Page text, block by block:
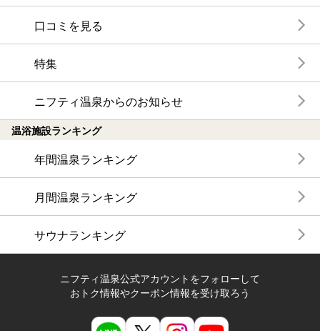
口コミを見る
特集
ニフティ温泉からのお知らせ
温浴施設ランキング
年間温泉ランキング
月間温泉ランキング
サウナランキング
ニフティ温泉公式アカウントをフォローして
おトク情報やクーポン情報を受け取ろう